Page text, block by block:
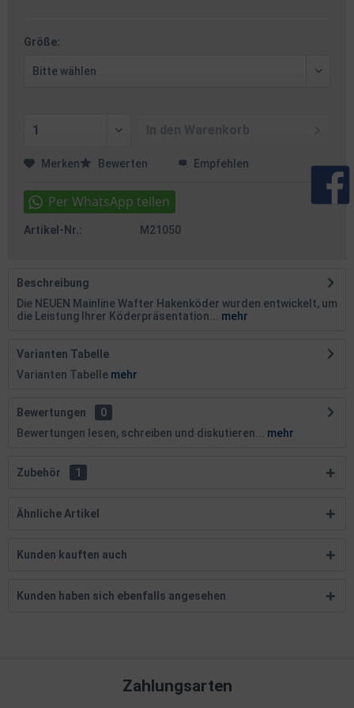
Größe:
Merken Bewerten Empfehlen
Artikel-Nr.: M21050
Beschreibung
Die NEUEN Mainline Wafter Hakenköder wurden entwickelt, um
die Leistung Ihrer Köderpräsentation...
mehr
Varianten Tabelle
Varianten Tabelle mehr
Bewertungen
0
Bewertungen lesen, schreiben und diskutieren...
mehr
Zubehör 1
Ähnliche Artikel
Kunden kauften auch
Kunden haben sich ebenfalls angesehen
Zahlungsarten